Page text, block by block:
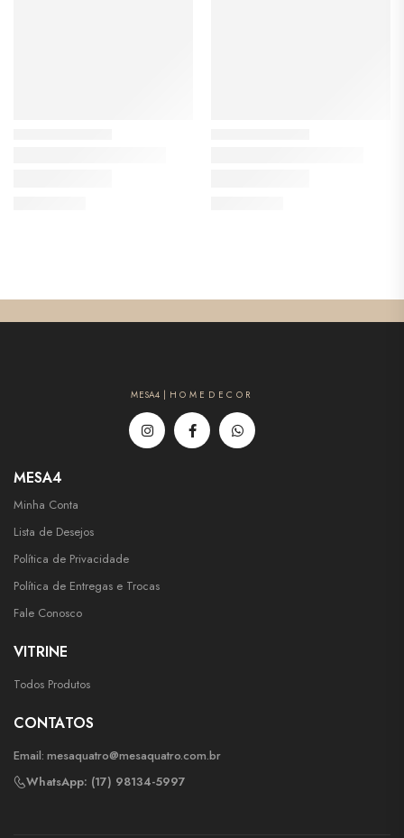
MESA4 | H O M E D E C O R
MESA4
Minha Conta
Lista de Desejos
Política de Privacidade
Política de Entregas e Trocas
Fale Conosco
VITRINE
Todos Produtos
CONTATOS
Email: mesaquatro@mesaquatro.com.br
WhatsApp: (17) 98134-5997